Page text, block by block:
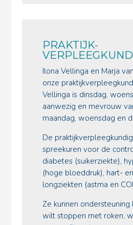
PRAKTIJK-
Ilona Vellinga en Marja
onze
Vellinga is dinsdag,
aanwezig en mevrouw
maandag, woensdag en
De
spreekuren voor de
diabetes (suikerziekte),
(hoge bloeddruk), hart-
longziekten (astma en
Ze kunnen ondersteuning
wilt stoppen met roken,